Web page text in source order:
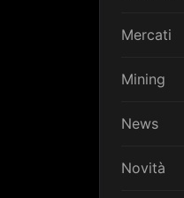
Mercati
Mining
News
Novità